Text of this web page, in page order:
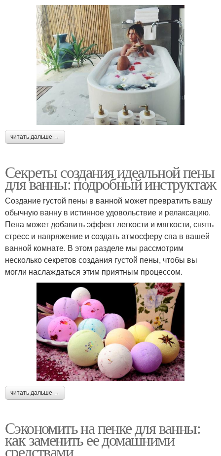
читать дальше →
Секреты создания идеальной пены
для ванны: подробный инструктаж
Создание густой пены в ванной может превратить вашу
обычную ванну в истинное удовольствие и релаксацию.
Пена может добавить эффект легкости и мягкости, снять
стресс и напряжение и создать атмосферу спа в вашей
ванной комнате. В этом разделе мы рассмотрим
несколько секретов создания густой пены, чтобы вы
могли наслаждаться этим приятным процессом.
читать дальше →
Сэкономить на пенке для ванны:
как заменить ее домашними
средствами